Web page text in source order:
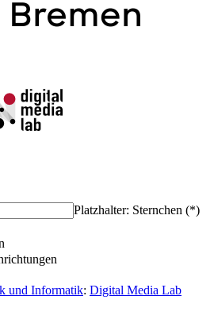
Platzhalter: Sternchen (*)
und Informatik: Digital Media Lab